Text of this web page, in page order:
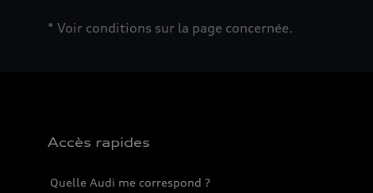
* Voir conditions sur la page concernée.
Accès rapides
Quelle Audi me correspond ?